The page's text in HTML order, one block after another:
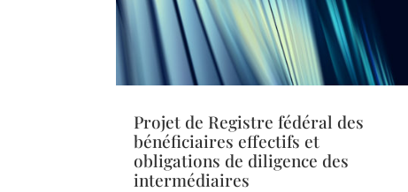
Projet de Registre fédéral des
bénéficiaires effectifs et
obligations de diligence des
intermédiaires